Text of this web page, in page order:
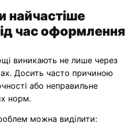
найчастіше
час оформлення
виникають не лише через
Досить часто причиною
або неправильне
норм.
можна виділити: